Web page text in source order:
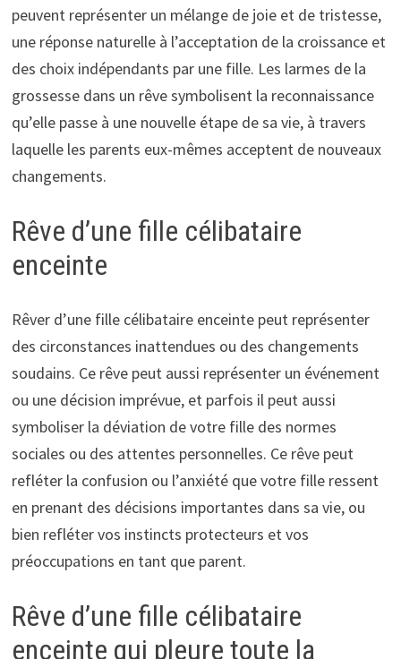
peuvent représenter un mélange de joie et de tristesse,
une réponse naturelle à l’acceptation de la croissance et
des choix indépendants par une fille. Les larmes de la
grossesse dans un rêve symbolisent la reconnaissance
qu’elle passe à une nouvelle étape de sa vie, à travers
laquelle les parents eux-mêmes acceptent de nouveaux
changements.
Rêve d’une fille célibataire
enceinte
Rêver d’une fille célibataire enceinte peut représenter
des circonstances inattendues ou des changements
soudains. Ce rêve peut aussi représenter un événement
ou une décision imprévue, et parfois il peut aussi
symboliser la déviation de votre fille des normes
sociales ou des attentes personnelles. Ce rêve peut
refléter la confusion ou l’anxiété que votre fille ressent
en prenant des décisions importantes dans sa vie, ou
bien refléter vos instincts protecteurs et vos
préoccupations en tant que parent.
Rêve d’une fille célibataire
enceinte qui pleure toute la